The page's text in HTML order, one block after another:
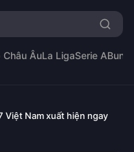
Châu ÂuLa LigaSerie A
Việt Nam xuất hiện ngay